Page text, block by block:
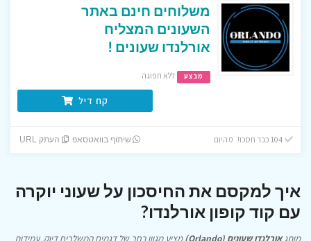
משלוחים חינם באתר
השעונים המצליח
אורלנדו שעונים !
מבצע ללא תפוגה
קח דיל
104 כבר חסכו! 0 היום שיתוף בוואטסאפ העתק URL
איך למקסם את החיסכון על שעוני יוקרה
עם קוד קופון אורלנדו?
מותגאורלנדו שעונים (Orlando)
מציע מגוון רחב של דגמים המשלבים דיוק, עמידות